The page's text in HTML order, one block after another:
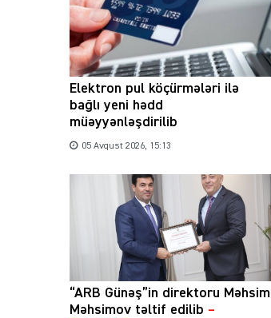
Elektron pul köçürmələri ilə
bağlı yeni hədd
müəyyənləşdirilib
05 Avqust 2026, 15:13
“ARB Günəş”in direktoru Məhsim
Məhsimov təltif edilib –